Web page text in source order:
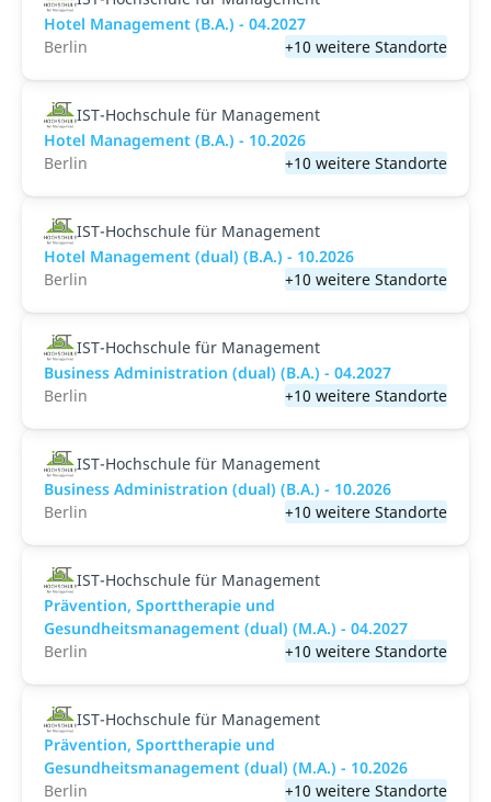
Hotel Management (B.A.) - 04.2027
Berlin
+10 weitere Standorte
IST-Hochschule für Management
Hotel Management (B.A.) - 10.2026
Berlin
+10 weitere Standorte
IST-Hochschule für Management
Hotel Management (dual) (B.A.) - 10.2026
Berlin
+10 weitere Standorte
IST-Hochschule für Management
Business Administration (dual) (B.A.) - 04.2027
Berlin
+10 weitere Standorte
IST-Hochschule für Management
Business Administration (dual) (B.A.) - 10.2026
Berlin
+10 weitere Standorte
IST-Hochschule für Management
Prävention, Sporttherapie und
Gesundheitsmanagement (dual) (M.A.) - 04.2027
Berlin
+10 weitere Standorte
IST-Hochschule für Management
Prävention, Sporttherapie und
Gesundheitsmanagement (dual) (M.A.) - 10.2026
Berlin
+10 weitere Standorte